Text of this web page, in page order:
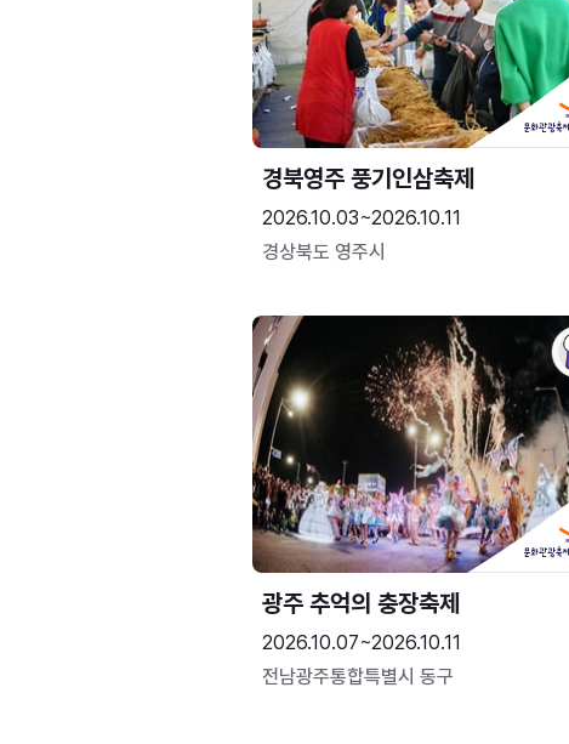
경북영주 풍기인삼축제
2026.10.03~2026.10.11
경상북도 영주시
광주 추억의 충장축제
2026.10.07~2026.10.11
전남광주통합특별시 동구